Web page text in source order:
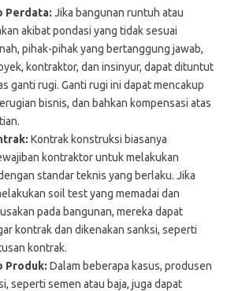
Perdata: Jika bangunan runtuh atau
akibat pondasi yang tidak sesuai
pihak-pihak yang bertanggung jawab,
kontraktor, dan insinyur, dapat dituntut
ganti rugi. Ganti rugi ini dapat mencakup
bisnis, dan bahkan kompensasi atas
Kontrak konstruksi biasanya
kontraktor untuk melakukan
standar teknis yang berlaku. Jika
soil test yang memadai dan
pada bangunan, mereka dapat
kontrak dan dikenakan sanksi, seperti
kontrak.
Produk: Dalam beberapa kasus, produsen
seperti semen atau baja, juga dapat